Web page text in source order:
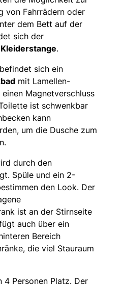
von Fahrrädern oder
dem Bett auf der
sich der
.
sich ein
mit Lamellen-
Magnetverschluss
ist schwenkbar
kann
um die Dusche zum
durch den
Spüle und ein 2-
den Look. Der
ist an der Stirnseite
auch über ein
Bereich
die viel Stauraum
4 Personen Platz. Der